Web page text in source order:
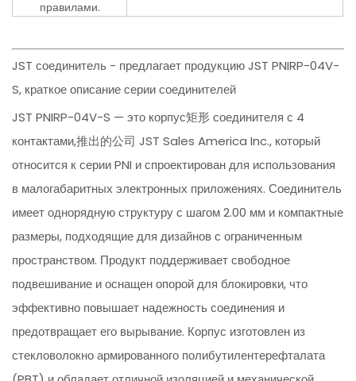
правилами.
JST соединитель - предлагает продукцию JST PNIRP-04V-
S, краткое описание серии соединителей
JST PNIRP-04V-S — это корпус矩形 соединителя с 4
контактами,推出的公司 JST Sales America Inc., который
относится к серии PNI и спроектирован для использования
в малогабаритных электронных приложениях. Соединитель
имеет однорядную структуру с шагом 2.00 мм и компактные
размеры, подходящие для дизайнов с ограниченным
пространством. Продукт поддерживает свободное
подвешивание и оснащен опорой для блокировки, что
эффективно повышает надежность соединения и
предотвращает его вырывание. Корпус изготовлен из
стекловолокно армированного полибутилентерефталата